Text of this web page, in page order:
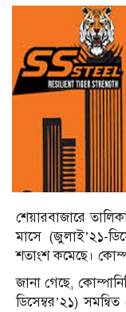
শেয়ারবাজারে
মাসে (জুলাই’২১-
শতাংশ কমেছে।
জানা গেছে,
ডিসেম্বর’২১)